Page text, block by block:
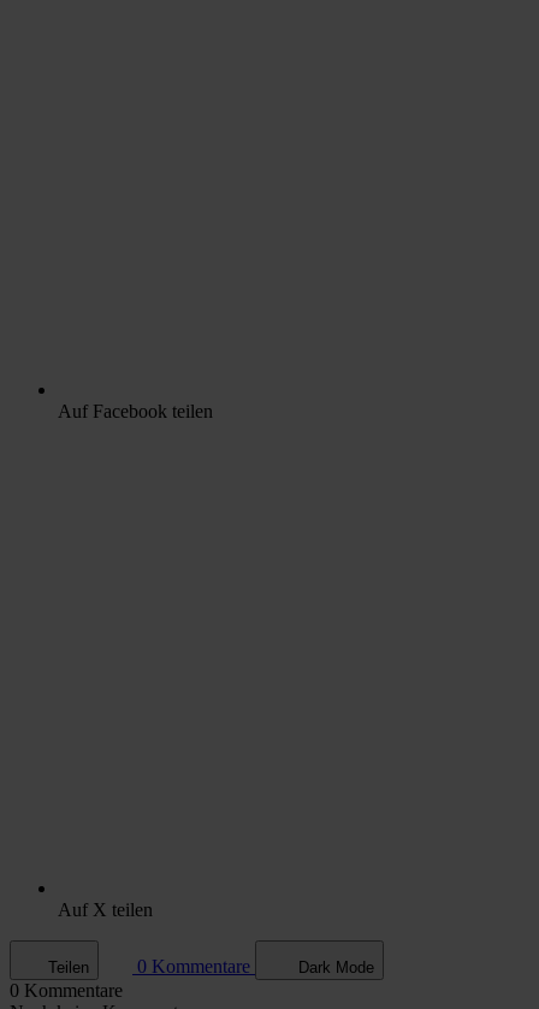
Auf Facebook teilen
Auf X teilen
Teilen 0 Kommentare Dark Mode
0 Kommentare